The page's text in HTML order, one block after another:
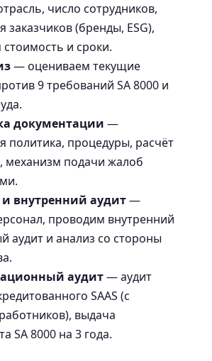
число сотрудников,
заказчиков (бренды, ESG),
и сроки.
— оцениваем текущие
9 требований SA 8000 и
документации —
политика, процедуры, расчёт
механизм подачи жалоб
внутренний аудит—
проводим внутренний
аудит и анализ со стороны
аудит— аудит
SAAS (с
выдача
SA 8000 на 3 года.